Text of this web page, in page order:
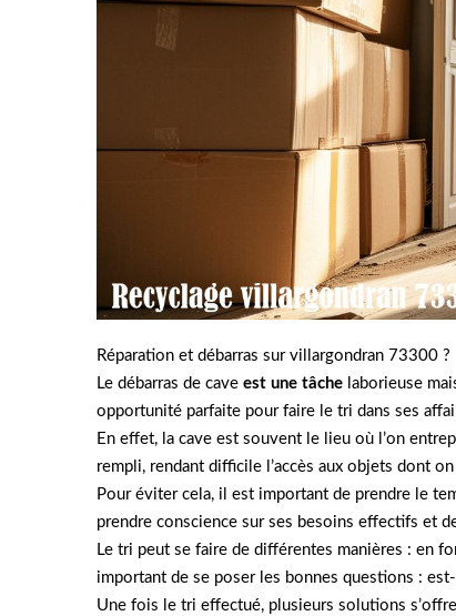
Réparation et débarras sur villargondran 73300 ?
Le débarras de cave est une tâche laborieuse
opportunité parfaite pour faire le tri dans ses
En effet, la cave est souvent le lieu où l’on
rempli, rendant difficile l’accès aux objets dont
Pour éviter cela, il est important de prendre le
prendre conscience sur ses besoins effectifs et
Le tri peut se faire de différentes manières : en
important de se poser les bonnes questions :
Une fois le tri effectué, plusieurs solutions